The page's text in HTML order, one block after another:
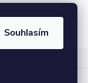
Souhlasím